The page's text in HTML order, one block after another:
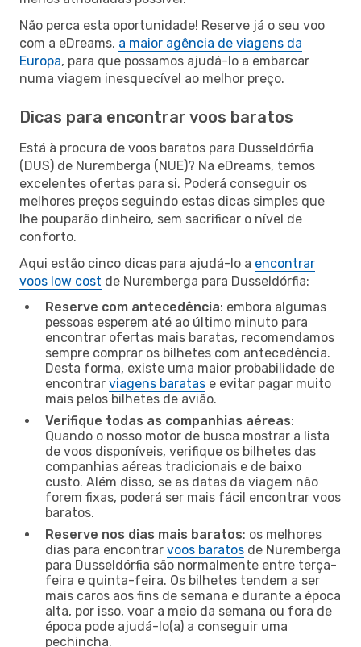
Não perca esta oportunidade! Reserve já o seu voo
com a eDreams, a maior agência de viagens da
Europa, para que possamos ajudá-lo a embarcar
numa viagem inesquecível ao melhor preço.
Dicas para encontrar voos baratos
Está à procura de voos baratos para Dusseldórfia
(DUS) de Nuremberga (NUE)? Na eDreams, temos
excelentes ofertas para si. Poderá conseguir os
melhores preços seguindo estas dicas simples que
lhe pouparão dinheiro, sem sacrificar o nível de
conforto.
Aqui estão cinco dicas para ajudá-lo a encontrar
voos low cost de Nuremberga para Dusseldórfia:
Reserve com antecedência: embora algumas
pessoas esperem até ao último minuto para
encontrar ofertas mais baratas, recomendamos
sempre comprar os bilhetes com antecedência.
Desta forma, existe uma maior probabilidade de
encontrar viagens baratas e evitar pagar muito
mais pelos bilhetes de avião.
Verifique todas as companhias aéreas:
Quando o nosso motor de busca mostrar a lista
de voos disponíveis, verifique os bilhetes das
companhias aéreas tradicionais e de baixo
custo. Além disso, se as datas da viagem não
forem fixas, poderá ser mais fácil encontrar voos
baratos.
Reserve nos dias mais baratos: os melhores
dias para encontrar voos baratos de Nuremberga
para Dusseldórfia são normalmente entre terça-
feira e quinta-feira. Os bilhetes tendem a ser
mais caros aos fins de semana e durante a época
alta, por isso, voar a meio da semana ou fora de
época pode ajudá-lo(a) a conseguir uma
pechincha.